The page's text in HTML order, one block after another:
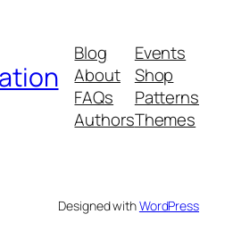
Blog
About
FAQs
Authors
Events
Shop
Patterns
Themes
Designed withWordPress